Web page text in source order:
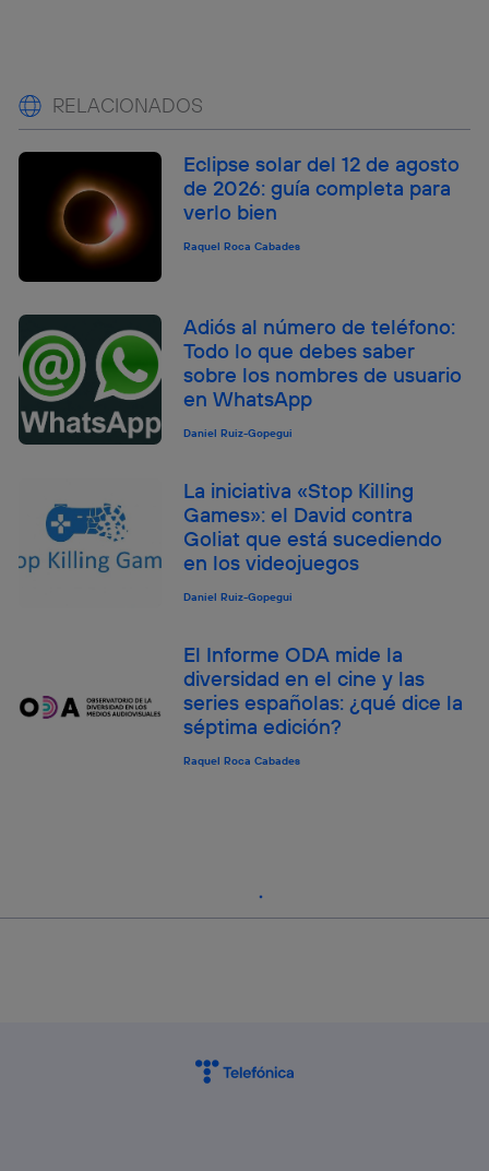
RELACIONADOS
Eclipse solar del 12 de agosto
de 2026: guía completa para
verlo bien
Raquel Roca Cabades
Adiós al número de teléfono:
Todo lo que debes saber
sobre los nombres de usuario
en WhatsApp
Daniel Ruiz-Gopegui
La iniciativa «Stop Killing
Games»: el David contra
Goliat que está sucediendo
en los videojuegos
Daniel Ruiz-Gopegui
El Informe ODA mide la
diversidad en el cine y las
series españolas: ¿qué dice la
séptima edición?
Raquel Roca Cabades